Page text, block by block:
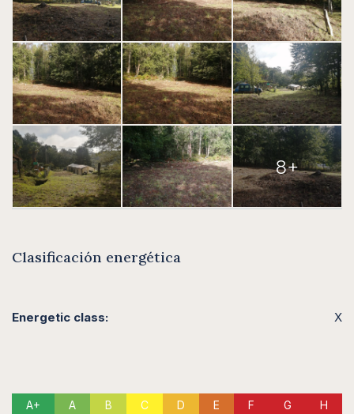
8+
Clasificación energética
Energetic class: X
A+ A B C D E F G H